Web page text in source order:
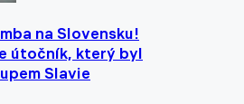
na Slovensku!
útočník, který byl
Slavie